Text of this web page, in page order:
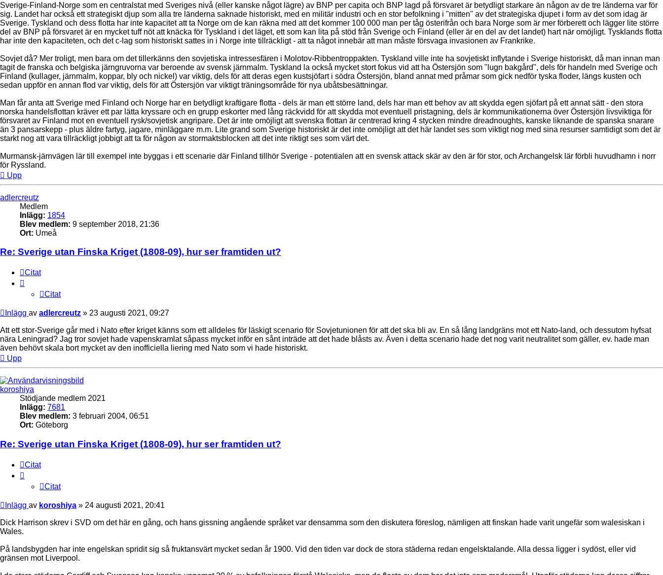
Sverige-Finland-Norge som en centralstat med Sveriges nivå (eller kanske något lägre) av BNP per capita och BNP lagd på försvaret är betydligt starkare än någon av de tre länderna var för
sig. Landet har också ett strategiskt djup som alla tre länderna saknade historiskt, med en militär industri och en stor befolkning i "mitten" av det strategiska djupet i form av det som idag är
Sverige. Tyskland och dess flotta har inte kapacitet att ta Norge om de kan räkna med att det kommer 100 000 man per tåg österifrån och bara Norge som är mer förberett och lägger lite större
del av BNP på försvaret är en mycket tuff nöt att knäcka för Tyskland i det läget, ett som kan lita på stöd från Sverige och Finland (eller är en del av det landet) hart när omöjligt. Tysklands flotta
har inte den kapaciteten, och det c-lag som historiskt sattes in i Norge inte tillräckligt - att ta något innebär att man måste försvaga invasionen av Frankrike.
Sovjet då? Mer troligt, men bara om det tillerkänns den sovjetiska intressesfären i Molotov-Ribbentroppakten. Tyskland ville inte ha sovjetiskt inflytande i Sverige historiskt, då man innan man
tagit de franska och belgiska järngruvorna var beroende av svensk järnmalm. Tyskland la också mycket stort fokus vid att ha Östersjön som "lugn bakgård", dels för handeln med Sverige och
Finland (kullager, järnmalm, koppar, bly och nickel) var viktig, dels för att deras egen kustsjöfart i södra Östersjön, bland annat med pråmar som gick nedför tyska floder, längs kusten och
sedan uppför en annan flod var viktig, dels för att Östersjön var viktigt träningsområde för nya ubåtsbesättningar.
Man får anta att Sverige med Finland och Norge har en betydligt kraftigare flotta - dels är man ett större land, dels har man ett behov av att skydda egen sjöfart på ett annat sätt - den stora
norska handelsflottan kräver ett par lätta kryssare och en grupp eskorter med lång räckvidd för att skydda mot eventuell pristagning, dels är kommunikationerna över Östersjön livsviktiga för
försvaret av Finland mot en eventuell rysk/sovjetisk angripare. Det är inte omöjligt att svenska flottan är centrerad kring 4 stycken mindre dreadnoughts, kanske liknande de spanska snarare
än 3 pansarskepp - plus äldre fartyg, jagare, minläggare m.m. Lite grand som Sverige historiskt är det inte omöjligt att det här landet ses som viktigt nog med sina resurser samtidigt som det är
starkt nog att vara tillräckligt jobbigt att ta för någon av stormaktsblocken att det inte riktigt ses som värt det.
Murmansk-järnvägen lär till exempel inte byggas i ett scenarie där Finland tillhör Sverige - potentialen att en svensk attack skär av den är för stor, och Archangelsk lär förbli huvudhamn i norr
för Ryssland.
Upp
adlercreutz
Medlem
Inlägg: 1854
Blev medlem: 9 september 2018, 21:36
Ort: Umeå
Re: Sverige utan Finska Kriget (1808-09), hur ser framtiden ut?
Citat
Citat
Inlägg av adlercreutz » 23 augusti 2021, 09:27
Att ett stor-Sverige går med i Nato efter kriget känns som ett alldeles för läskigt scenario för Sovjetunionen för att det ska bli av. En så lång landgräns mot ett Nato-land, och dessutom hyfsat
nära Leningrad? Jag tror sovjet hade vapenskramlat såpass mycket inför en sånt inträde att det hade blåsts av. Även i detta scenario hade det nog varit neutralitet som gäller, ev. hade man
även behövt skala bort mycket av den inofficiella liering med Nato som vi hade historiskt.
Upp
koroshiya
Stödjande medlem 2021
Inlägg: 7681
Blev medlem: 3 februari 2004, 06:51
Ort: Göteborg
Re: Sverige utan Finska Kriget (1808-09), hur ser framtiden ut?
Citat
Citat
Inlägg av koroshiya » 24 augusti 2021, 20:41
Dick Harrison skrev i SVD om det här en gång, och hans gissning angående språket var densamma som den diskutera föreslog, nämligen att finskan hade varit ungefär som walesiskan i
Wales.
På landsbygden har inte engelskan spridit sig så fruktansvärt mycket sedan år 1900. Vid den tiden var dock de stora städerna redan engelsktalande. Alla dessa ligger i sydöst, eller vid
gränsen mot Liverpool.